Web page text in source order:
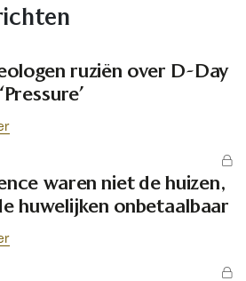
ruziën over D-Day
waren niet de huizen,
huwelijken onbetaalbaar